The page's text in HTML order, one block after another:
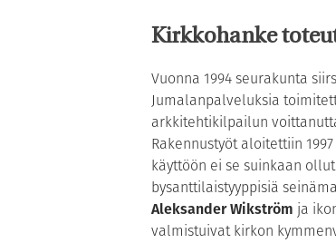
Kirkkohanke
Vuonna 1994 seurakunta
Jumalanpalveluksia
arkkitehtikilpailun
Rakennustyöt aloitettiin
käyttöön ei se suinkaan
bysanttilaistyyppisiä
Aleksander Wikström ja
valmistuivat kirkon